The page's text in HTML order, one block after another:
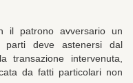
il patrono avversario un
parti deve astenersi dal
transazione intervenuta,
da fatti particolari non